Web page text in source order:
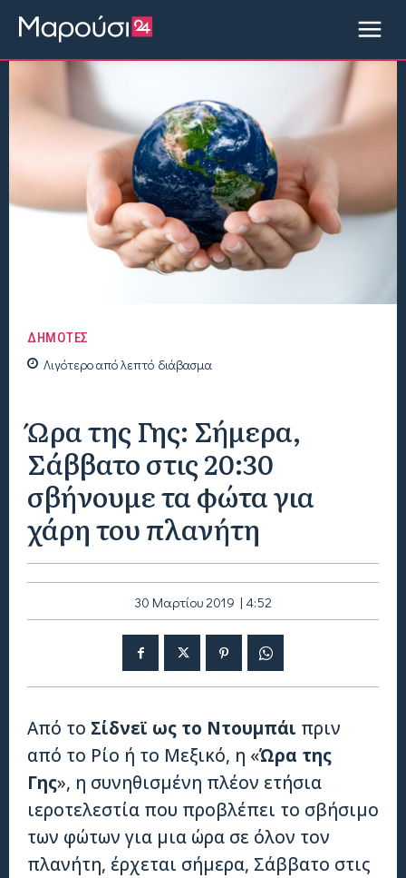
ΔΗΜΟΤΕΣ
Λιγότερο απόλεπτό διάβασμα
Ώρα της Γης: Σήμερα,
Σάββατο στις 20:30
σβήνουμε τα φώτα για
χάρη του πλανήτη
30 Μαρτίου 2019 | 4:52
Από το Σίδνεϊ ως το Ντουμπάι πριν
από το Ρίο ή το Μεξικό, η «Ώρα της
Γης», η συνηθισμένη πλέον ετήσια
ιεροτελεστία που προβλέπει το σβήσιμο
των φώτων για μια ώρα σε όλον τον
πλανήτη, έρχεται σήμερα, Σάββατο στις